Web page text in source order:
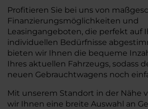
Profitieren Sie bei uns von
Finanzierungsmöglichkeiten und
Leasingangeboten, die perfekt auf
individuellen Bedürfnisse
bieten wir Ihnen die bequeme
Ihres aktuellen Fahrzeugs, sodass
neuen Gebrauchtwagens noch
Mit unserem Standort in der Nähe
wir Ihnen eine breite Auswahl an